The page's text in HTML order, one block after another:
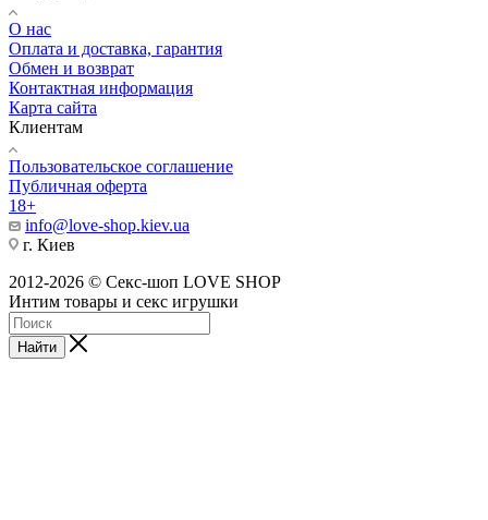
О нас
Оплата и доставка, гарантия
Обмен и возврат
Контактная информация
Карта сайта
Клиентам
Пользовательское соглашение
Публичная оферта
18+
info@love-shop.kiev.ua
г. Киев
2012-2026 © Секс-шоп LOVE SHOP
Интим товары и секс игрушки
Найти